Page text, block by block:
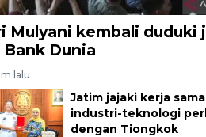
Mulyani kembali duduki
Bank Dunia
lalu
Jatim jajaki kerja sama
industri-teknologi
dengan Tiongkok